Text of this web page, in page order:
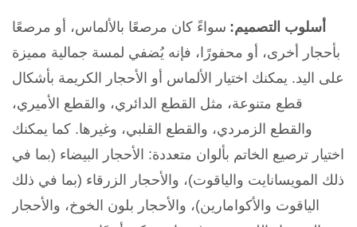
أسلوب التصميم: سواءً كان مرصعًا بالألماس، أو مرصعًا
بأحجار أخرى، أو محفورًا، فإنه يُضفي لمسة جمالية مميزة
على اليد. يمكنك اختيار الألماس أو الأحجار الكريمة بأشكال
قطع متنوعة، مثل القطع الدائري، والقطع الأميري،
والقطع الزمردي، والقطع القلبي، وغيرها. كما يمكنك
اختيار ترصيع الخاتم بألوان متعددة: الأحجار البيضاء (بما في
ذلك المويسانايت والياقوت)، والأحجار الزرقاء (بما في ذلك
الياقوت والأكوامارين)، والأحجار بلون الخوخ، والأحجار